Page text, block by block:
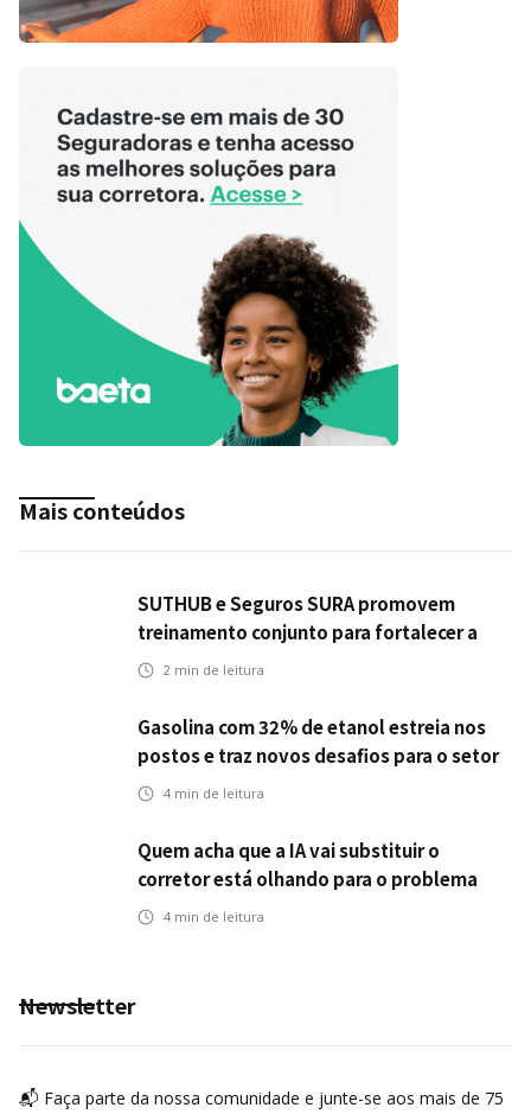
Mais conteúdos
SUTHUB e Seguros SURA promovem
treinamento conjunto para fortalecer a
operação comercial do Seguro Mobilidade
2 min de leitura
Gasolina com 32% de etanol estreia nos
postos e traz novos desafios para o setor
de seguros automotivos
4 min de leitura
Quem acha que a IA vai substituir o
corretor está olhando para o problema
errado
4 min de leitura
Newsletter
📬 Faça parte da nossa comunidade e junte-se aos mais de 75